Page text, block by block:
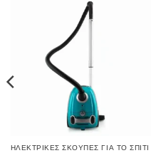
ΗΛΕΚΤΡΙΚΈΣ ΣΚΟΎΠΕΣ ΓΙΑ ΤΟ ΣΠΊΤΙ